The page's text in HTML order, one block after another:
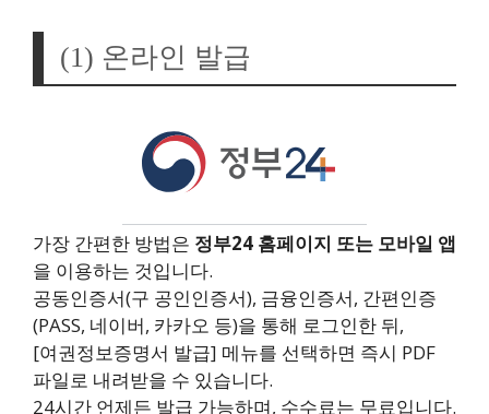
(1) 온라인 발급
가장 간편한 방법은 정부24 홈페이지 또는 모바일 앱
을 이용하는 것입니다.
공동인증서(구 공인인증서), 금융인증서, 간편인증
(PASS, 네이버, 카카오 등)을 통해 로그인한 뒤,
[여권정보증명서 발급] 메뉴를 선택하면 즉시 PDF
파일로 내려받을 수 있습니다.
24시간 언제든 발급 가능하며, 수수료는 무료입니다.